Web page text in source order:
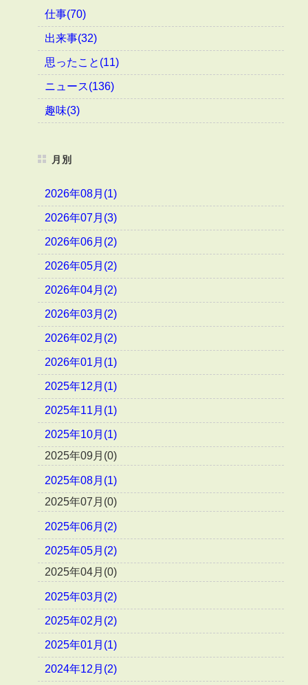
仕事(70)
出来事(32)
思ったこと(11)
ニュース(136)
趣味(3)
月別
2026年08月(1)
2026年07月(3)
2026年06月(2)
2026年05月(2)
2026年04月(2)
2026年03月(2)
2026年02月(2)
2026年01月(1)
2025年12月(1)
2025年11月(1)
2025年10月(1)
2025年09月(0)
2025年08月(1)
2025年07月(0)
2025年06月(2)
2025年05月(2)
2025年04月(0)
2025年03月(2)
2025年02月(2)
2025年01月(1)
2024年12月(2)